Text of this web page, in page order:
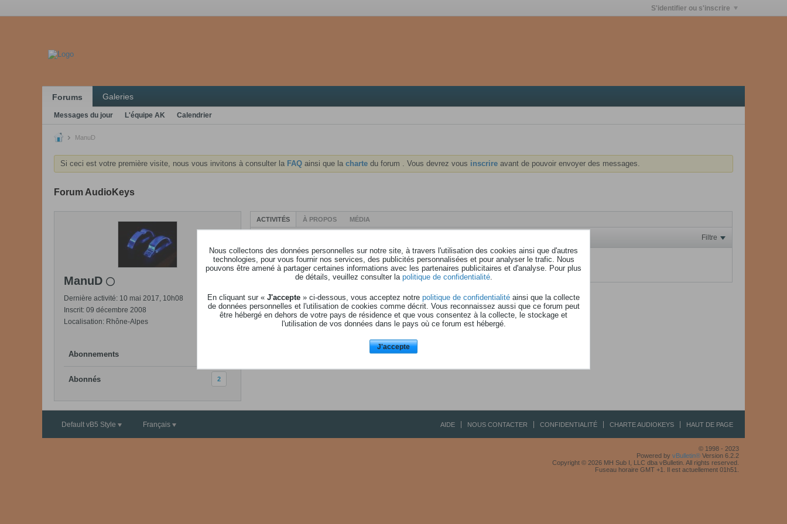
S'identifier ou s'inscrire
Forums Galeries
Messages du jour L'équipe AK Calendrier
ManuD
Si ceci est votre première visite, nous vous invitons à consulter la FAQ ainsi que la charte du forum . Vous devrez vous inscrire avant de pouvoir envoyer des messages.
Forum AudioKeys
ManuD
Dernière activité: 10 mai 2017, 10h08
Inscrit: 09 décembre 2008
Localisation: Rhône-Alpes
Abonnements
Abonnés 2
ACTIVITÉS À PROPOS MÉDIA
Filtre
Aucune activité à afficher.
Default vB5 Style Français AIDE NOUS CONTACTER CONFIDENTIALITÉ CHARTE AUDIOKEYS HAUT DE PAGE
© 1998 - 2023
Powered by vBulletin® Version 6.2.2
Copyright © 2026 MH Sub I, LLC dba vBulletin. All rights reserved.
Fuseau horaire GMT +1. Il est actuellement 01h51.
Nous collectons des données personnelles sur notre site, à travers l'utilisation des cookies ainsi que d'autres
technologies, pour vous fournir nos services, des publicités personnalisées et pour analyser le trafic. Nous
pouvons être amené à partager certaines informations avec les partenaires publicitaires et d'analyse. Pour plus
de détails, veuillez consulter la politique de confidentialité.
En cliquant sur « J'accepte » ci-dessous, vous acceptez notre politique de confidentialité ainsi que la collecte
de données personnelles et l'utilisation de cookies comme décrit. Vous reconnaissez aussi que ce forum peut
être hébergé en dehors de votre pays de résidence et que vous consentez à la collecte, le stockage et
l'utilisation de vos données dans le pays où ce forum est hébergé.
J'accepte